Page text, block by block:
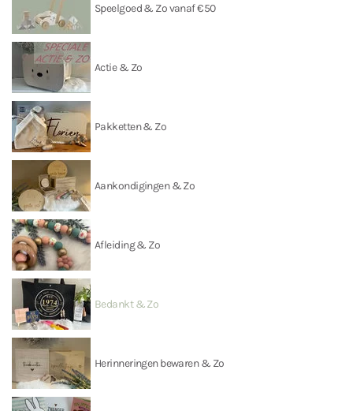
Speelgoed & Zo vanaf €50
Actie & Zo
Pakketten & Zo
Aankondigingen & Zo
Afleiding & Zo
Bedankt & Zo
Herinneringen bewaren & Zo